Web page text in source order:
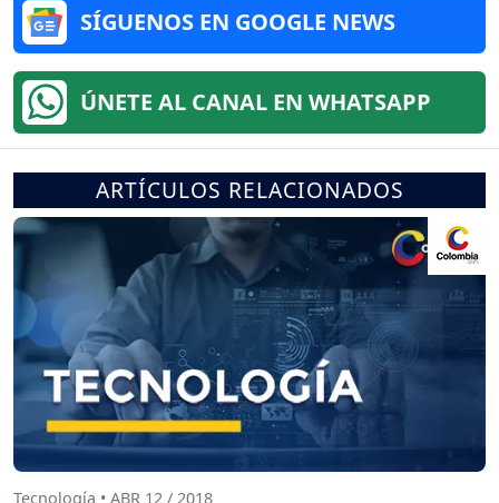
SÍGUENOS EN GOOGLE NEWS
ÚNETE AL CANAL EN WHATSAPP
ARTÍCULOS RELACIONADOS
Tecnología • ABR 12 / 2018